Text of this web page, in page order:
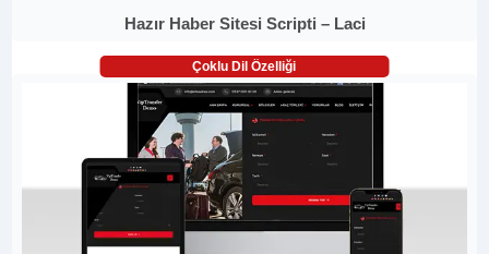
Hazır Haber Sitesi Scripti – Laci
Çoklu Dil Özelliği